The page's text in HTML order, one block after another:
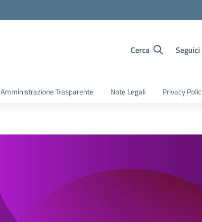
Cerca
Amministrazione Trasparente Note Legali Privacy